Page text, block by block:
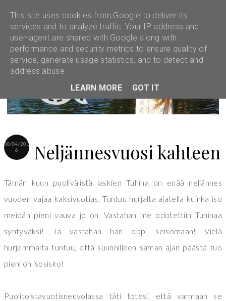
30/04/201
6
Neljännesvuosi kahteen
Tämän kuun puolivälistä laskien Tuhina on enää neljännes
vuoden vajaa kaksivuotias. Tuntuu hurjalta ajatella kuinka iso
meidän pieni vauva jo on. Vastahan me odotettiin Tuhinaa
syntyväksi! Ja vastahan hän oppi seisomaan! Vielä
hurjemmalta tuntuu, että suunnilleen saman ajan päästä tuo
pieni on isosisko!
Puolitoistavuotisneuvolassa täti totesi, että varmaan se
This site uses cookies from Google to deliver its
services and to analyze traffic. Your IP address and
user-agent are shared with Google along with
performance and security metrics to ensure quality of
service, generate usage statistics, and to detect and
address abuse.
LEARN MORE
GOT IT